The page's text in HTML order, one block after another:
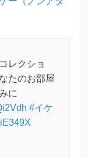
レクショ
たのお部屋
に
#イケ